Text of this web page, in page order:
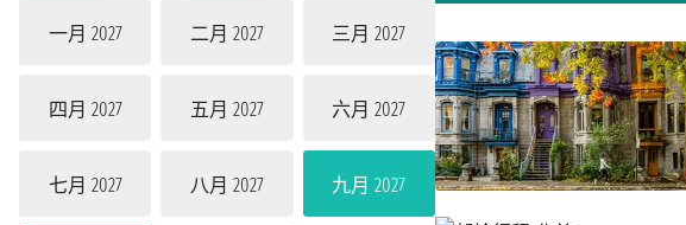
一月 2027 二月 2027 三月 2027
四月 2027 五月 2027 六月 2027
七月 2027 八月 2027 九月 2027